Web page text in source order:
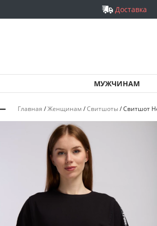
Доставка
МУЖЧИНАМ
Главная /Женщинам /Свитшоты/Свитшот